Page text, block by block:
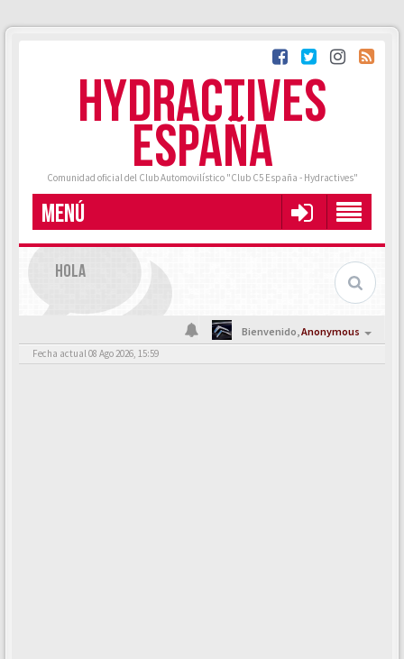
HYDRACTIVES
ESPAÑA
Comunidad oficial del Club Automovilístico "Club C5 España - Hydractives"
MENÚ
HOLA
Bienvenido,Anonymous
Fecha actual 08 Ago 2026, 15:59